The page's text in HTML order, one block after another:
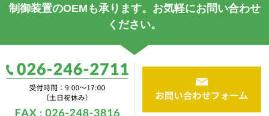
制御装置のOEMも承ります。お気軽にお問い合わせ
ください。